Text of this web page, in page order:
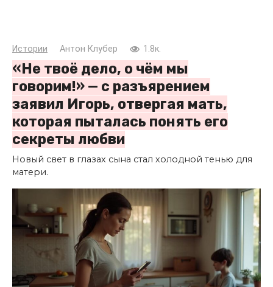
Истории Антон Клубер 1.8к.
«Не твоё дело, о чём мы
говорим!» — с разъярением
заявил Игорь, отвергая мать,
которая пыталась понять его
секреты любви
Новый свет в глазах сына стал холодной тенью для
матери.